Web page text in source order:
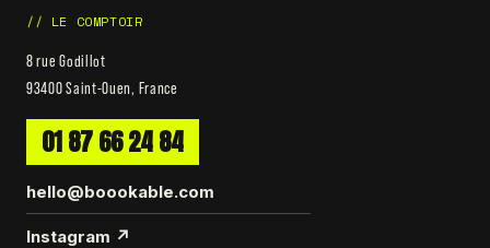
// LE COMPTOIR
8 rue Godillot
93400 Saint-Ouen, France
01 87 66 24 84
hello@boookable.com
Instagram ↗